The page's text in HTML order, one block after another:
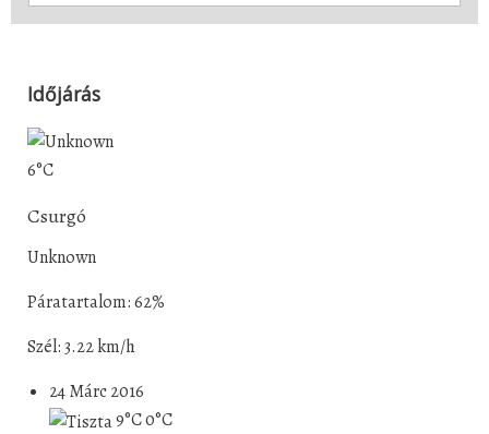
Időjárás
6°C
Csurgó
Unknown
Páratartalom: 62%
Szél: 3.22 km/h
24 Márc 2016
9°C0°C